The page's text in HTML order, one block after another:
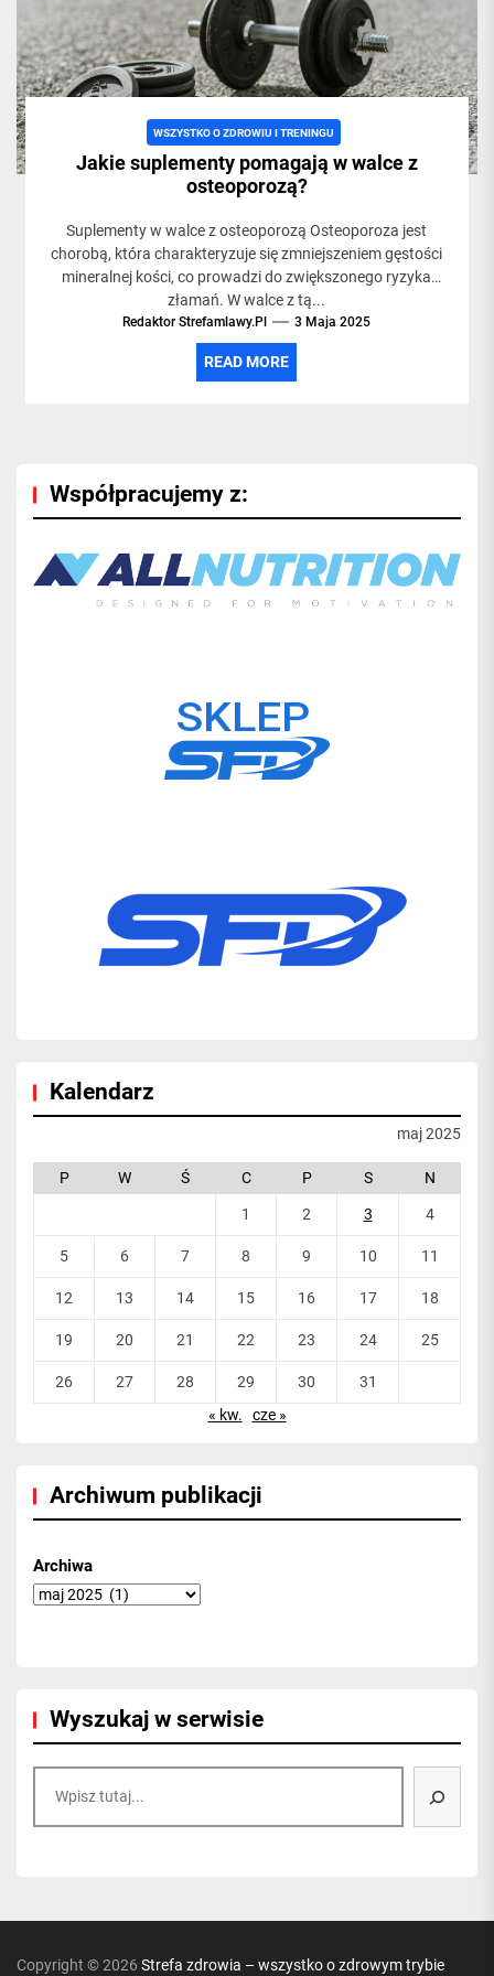
życia,
siłowni
i
treningach
WSZYSTKO O ZDROWIU I TRENINGU
Jakie suplementy pomagają w walce z
osteoporozą?
Suplementy w walce z osteoporozą Osteoporoza jest
chorobą, która charakteryzuje się zmniejszeniem gęstości
mineralnej kości, co prowadzi do zwiększonego ryzyka
złamań. W walce z tą...
Redaktor Strefamlawy.pl 3 Maja 2025
READ MORE
Współpracujemy z:
Kalendarz
maj 2025
P W Ś C P S N
1 2 3 4
5 6 7 8 9 10 11
12 13 14 15 16 17 18
19 20 21 22 23 24 25
26 27 28 29 30
31
« kw.
cze »
Archiwum publikacji
Archiwa
Wyszukaj w serwisie
Copyright © 2026 Strefa zdrowia – wszystko o zdrowym trybie